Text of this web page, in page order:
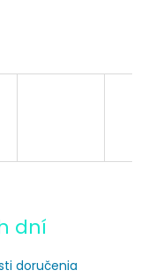
dní
doručenia